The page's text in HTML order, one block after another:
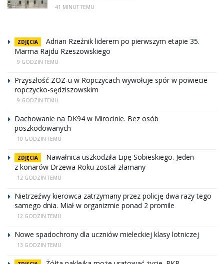
41 MINUT TEMU
ZDJĘCIA
Adrian Rzeźnik liderem po pierwszym etapie 35.
Marma Rajdu Rzeszowskiego
9 GODZIN TEMU
Przyszłość ZOZ-u w Ropczycach wywołuje spór w powiecie
ropczycko-sędziszowskim
9 GODZIN TEMU
Dachowanie na DK94 w Mirocinie. Bez osób
poszkodowanych
10 GODZIN TEMU
ZDJĘCIA
Nawałnica uszkodziła Lipę Sobieskiego. Jeden
z konarów Drzewa Roku został złamany
12 GODZIN TEMU
Nietrzeźwy kierowca zatrzymany przez policję dwa razy tego
samego dnia. Miał w organizmie ponad 2 promile
12 GODZIN TEMU
Nowe spadochrony dla uczniów mieleckiej klasy lotniczej
13 GODZIN TEMU